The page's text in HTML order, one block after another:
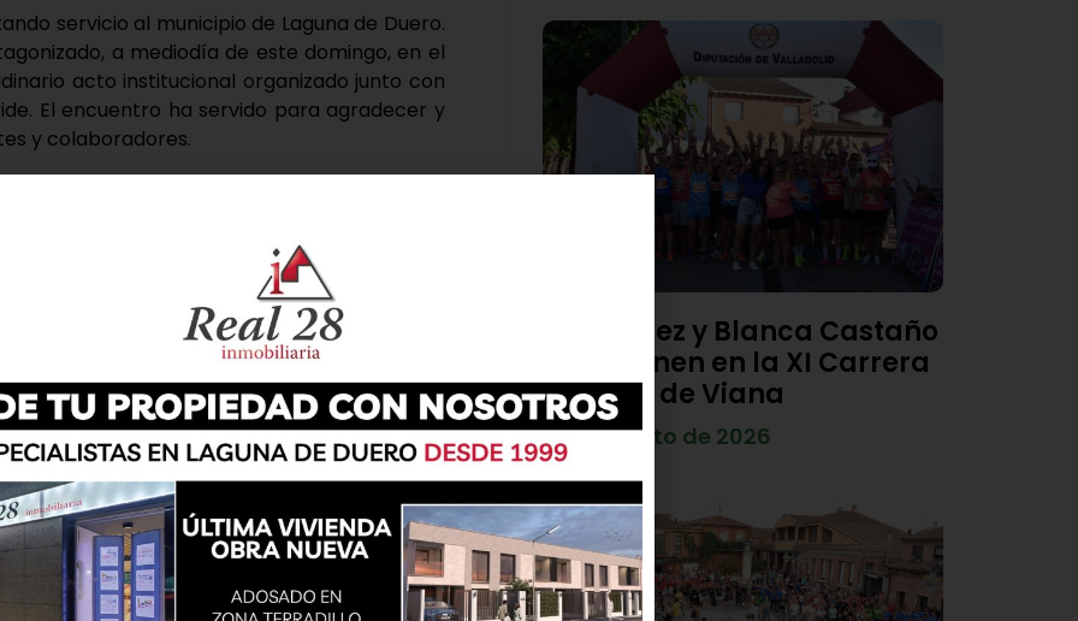
servicio al municipio de Laguna de Duero.
a mediodía de este domingo, en el
acto institucional organizado junto con
El encuentro ha servido para agradecer y
y colaboradores.
distintas y más de 15.000 servicios
realizadas, la presentadora puso de
Diego Díez y Blanca Castaño
se imponen en la XI Carrera
Popular de Viana
4 de agosto de 2026